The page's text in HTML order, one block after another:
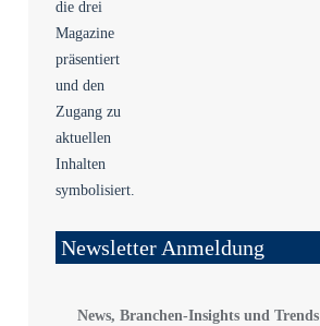
Newsletter Anmeldung
News, Branchen-Insights und Trends